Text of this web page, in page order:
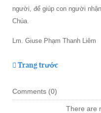
người, để giúp con người
Chúa.
Lm. Giuse Phạm Thanh Liêm
Trang trước
Comments (0)
There are